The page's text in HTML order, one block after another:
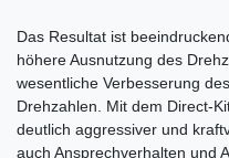
Das Resultat ist
höhere Ausnutzung des
wesentliche Verbesserung
Drehzahlen. Mit dem Direct-
deutlich aggressiver und
auch Ansprechverhalten und